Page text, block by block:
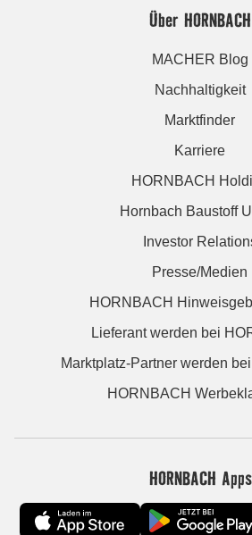
Über HORNBACH
MACHER Blog
Nachhaltigkeit
Marktfinder
Karriere
HORNBACH
Hornbach Baustoff
Investor
Presse/Medien
HORNBACH
Lieferant werden bei
Marktplatz-Partner werden
HORNBACH
HORNBACH Apps